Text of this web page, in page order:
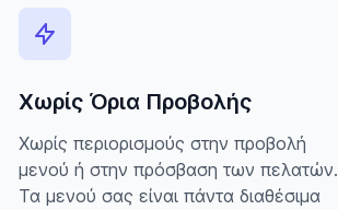
Χωρίς Όρια Προβολής
Χωρίς περιορισμούς στην προβολή
μενού ή στην πρόσβαση των πελατών.
Τα μενού σας είναι πάντα διαθέσιμα